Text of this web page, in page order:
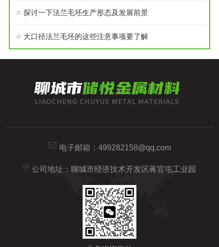
探讨一下法兰毛坯生产形态及发展前景
大口径法兰毛坯的这些注意事项要了解
电子邮箱： 499282158@qq.com
公司地址：聊城市经济技术开发区蒋官屯工业园